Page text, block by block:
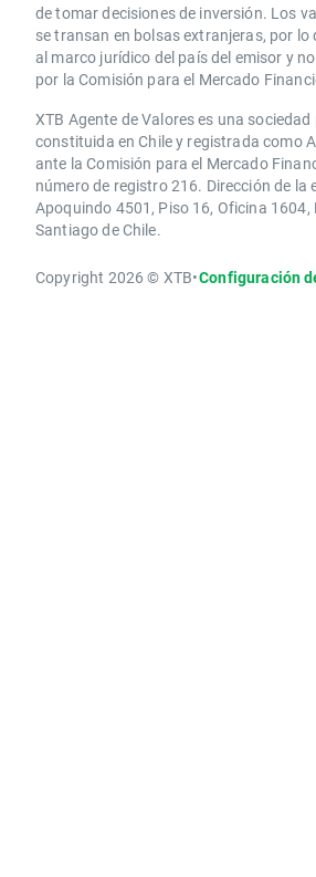
de tomar decisiones de inversión. Los
se transan en bolsas extranjeras, por
al marco jurídico del país del emisor y
por la Comisión para el Mercado
XTB Agente de Valores es una
constituida en Chile y registrada como
ante la Comisión para el Mercado
número de registro 216. Dirección de la
Apoquindo 4501, Piso 16, Oficina 1604,
Santiago de Chile.
Copyright 2026 © XTB•Configuración